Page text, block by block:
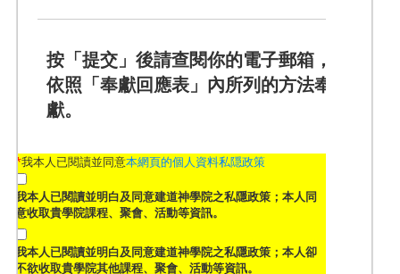
按「提交」後請查閱你的電子郵箱，
依照「奉獻回應表」內所列的方法奉
獻。
*我本人已閱讀並同意本網頁的個人資料私隠政策
我本人已閱讀並明白及同意建道神學院之私隱政策；本人同
意收取貴學院課程、聚會、活動等資訊。
我本人已閱讀並明白及同意建道神學院之私隱政策；本人卻
不欲收取貴學院其他課程、聚會、活動等資訊。